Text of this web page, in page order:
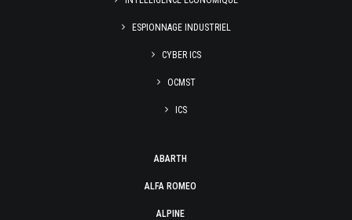
ESPIONNAGE INDUSTRIEL
CYBER ICS
OCMST
ICS
ABARTH
ALFA ROMEO
ALPINE